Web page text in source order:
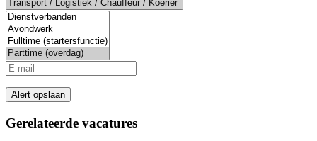
Alert opslaan
Gerelateerde vacatures